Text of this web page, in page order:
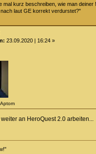
mal kurz beschreiben, wie man deiner
nach laut GE korrekt verdurstet?"
23.09.2020 | 16:24 »
an HeroQuest 2.0 arbeiten...